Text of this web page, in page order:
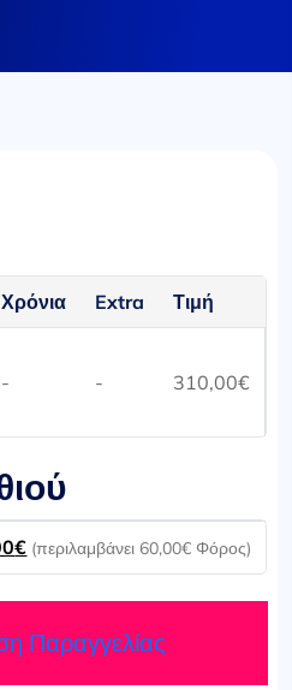
Χρόνια Extra Τιμή
- - 310,00€
€ (περιλαμβάνει60,00€ Φόρος)
Παραγγελίας